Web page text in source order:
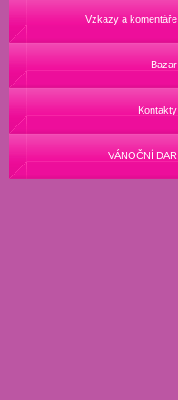
Vzkazy a komentáře
Bazar
Kontakty
VÁNOČNÍ DAR